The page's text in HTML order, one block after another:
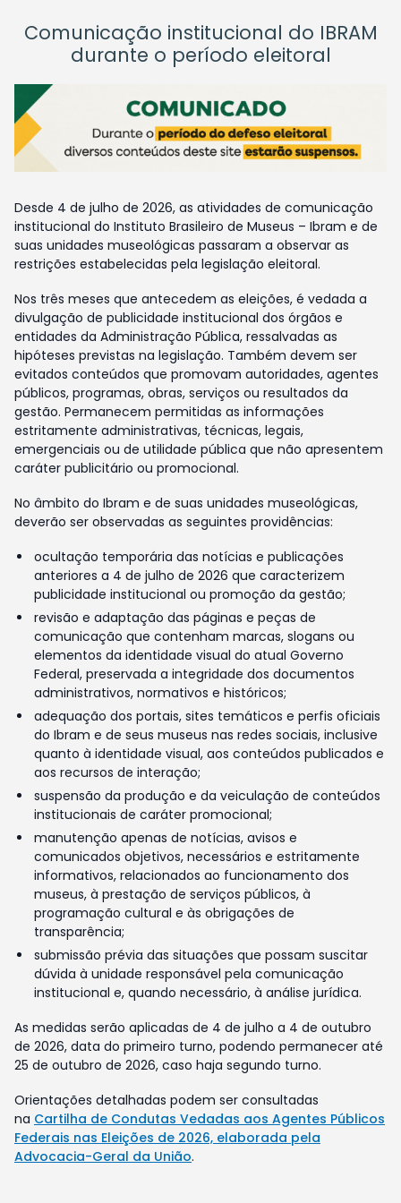
Comunicação institucional do IBRAM
durante o período eleitoral
Desde 4 de julho de 2026, as atividades de comunicação
institucional do Instituto Brasileiro de Museus – Ibram e de
suas unidades museológicas passaram a observar as
restrições estabelecidas pela legislação eleitoral.
Nos três meses que antecedem as eleições, é vedada a
divulgação de publicidade institucional dos órgãos e
entidades da Administração Pública, ressalvadas as
hipóteses previstas na legislação. Também devem ser
evitados conteúdos que promovam autoridades, agentes
públicos, programas, obras, serviços ou resultados da
gestão. Permanecem permitidas as informações
estritamente administrativas, técnicas, legais,
emergenciais ou de utilidade pública que não apresentem
caráter publicitário ou promocional.
No âmbito do Ibram e de suas unidades museológicas,
deverão ser observadas as seguintes providências:
ocultação temporária das notícias e publicações
anteriores a 4 de julho de 2026 que caracterizem
publicidade institucional ou promoção da gestão;
revisão e adaptação das páginas e peças de
comunicação que contenham marcas, slogans ou
elementos da identidade visual do atual Governo
Federal, preservada a integridade dos documentos
administrativos, normativos e históricos;
adequação dos portais, sites temáticos e perfis oficiais
do Ibram e de seus museus nas redes sociais, inclusive
quanto à identidade visual, aos conteúdos publicados e
aos recursos de interação;
suspensão da produção e da veiculação de conteúdos
institucionais de caráter promocional;
manutenção apenas de notícias, avisos e
comunicados objetivos, necessários e estritamente
informativos, relacionados ao funcionamento dos
museus, à prestação de serviços públicos, à
programação cultural e às obrigações de
transparência;
submissão prévia das situações que possam suscitar
dúvida à unidade responsável pela comunicação
institucional e, quando necessário, à análise jurídica.
As medidas serão aplicadas de 4 de julho a 4 de outubro
de 2026, data do primeiro turno, podendo permanecer até
25 de outubro de 2026, caso haja segundo turno.
Orientações detalhadas podem ser consultadas
na Cartilha de Condutas Vedadas aos Agentes Públicos
Federais nas Eleições de 2026, elaborada pela
Advocacia-Geral da União.